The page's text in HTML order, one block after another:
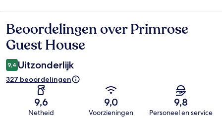
Beoordelingen
Beoordelingen over Primrose
Guest House
9,4 Uitzonderlijk
327 beoordelingen
9,6
Netheid
9,0
Voorzieningen
9,8
Personeel en service